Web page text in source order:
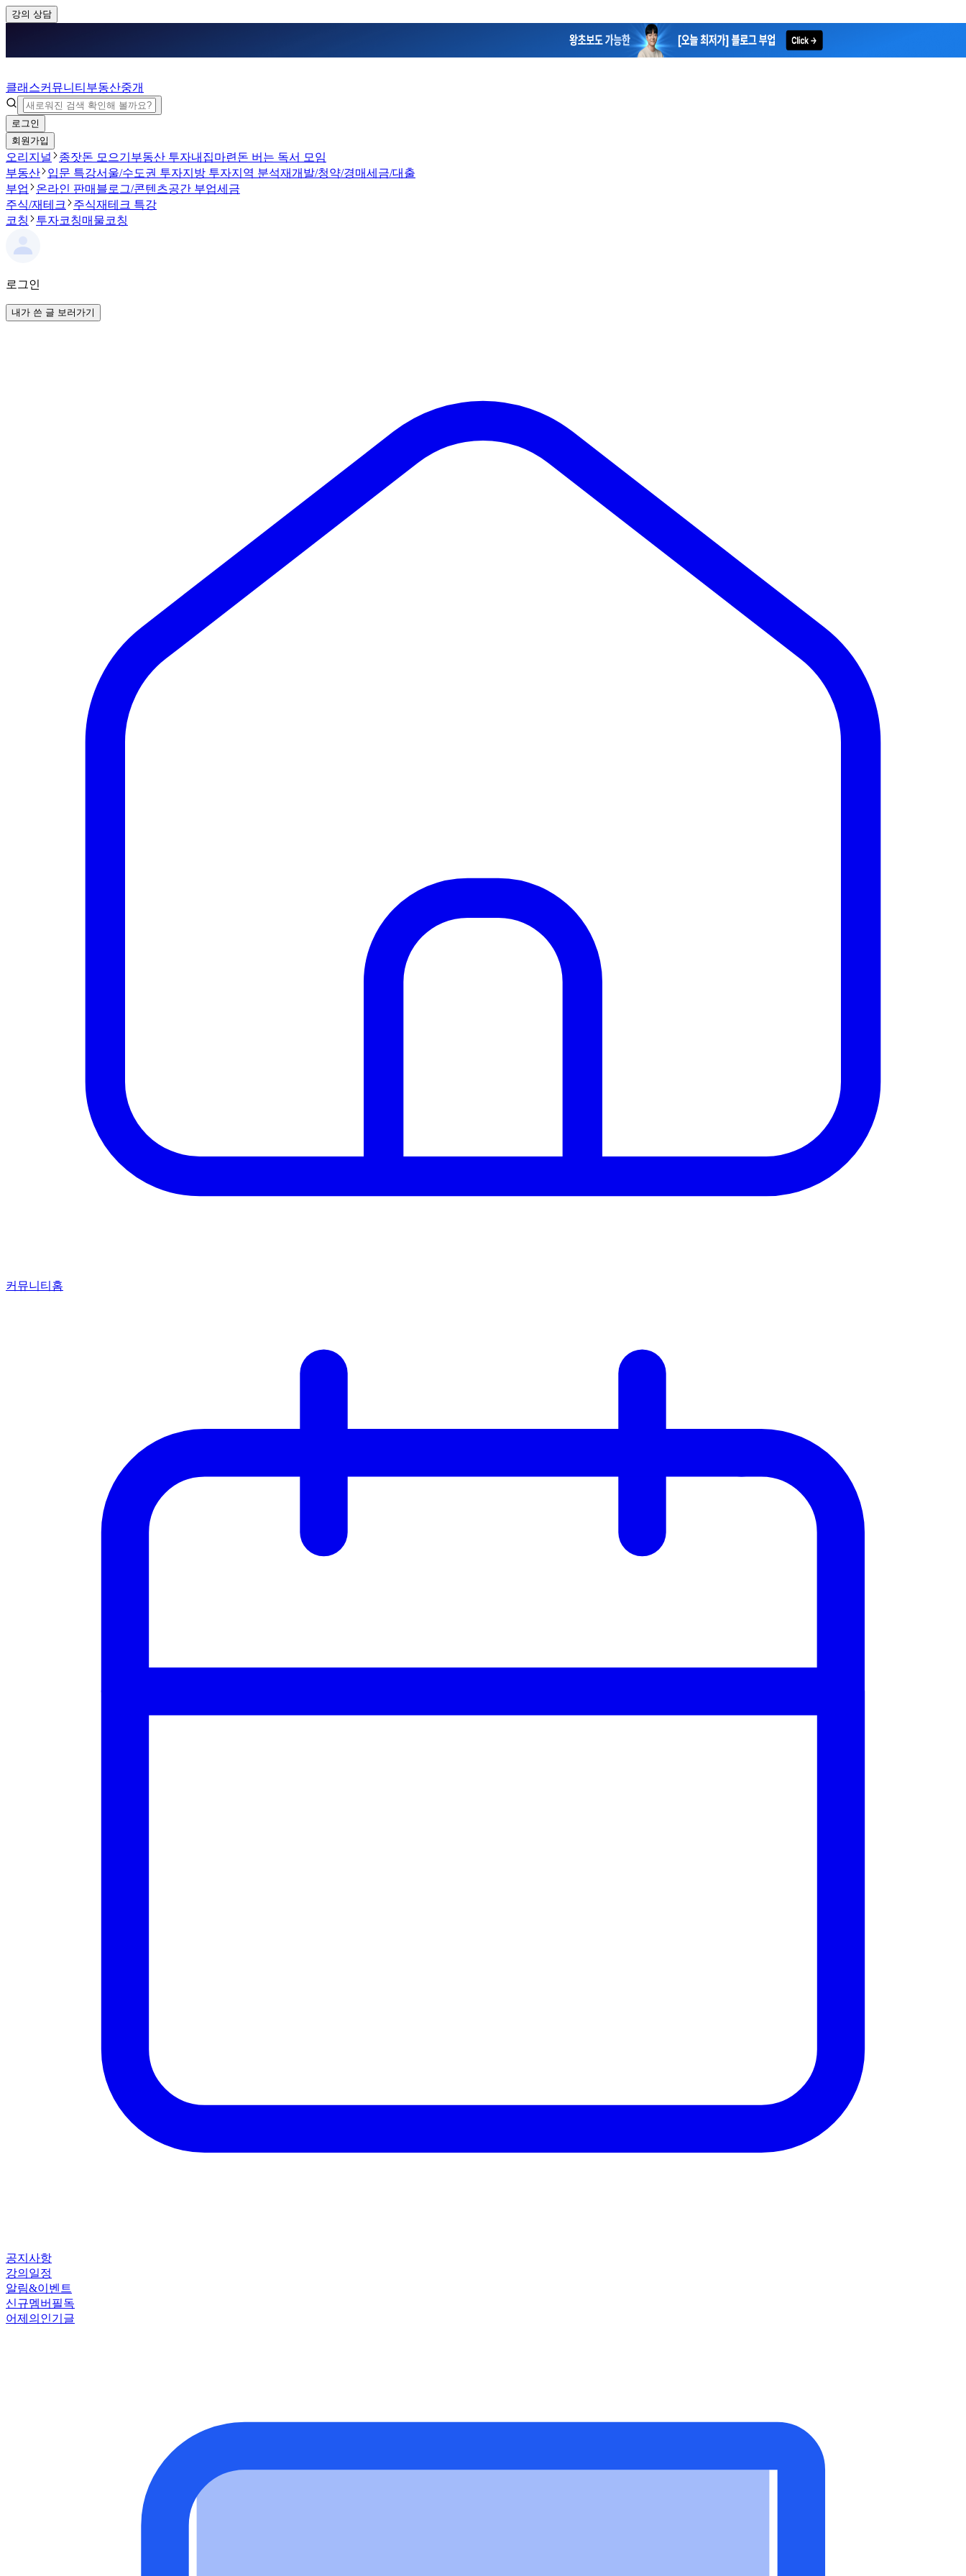
강의 상담
클래스커뮤니티 부동산중개
로그인
회원가입
오리지널 종잣돈 모으기 부동산 투자내집마련 돈 버는 독서 모임
부동산
입문 특강서울/수도권 투자지방 투자지역 분석재개발/청약/경매세금/대출
부업
온라인 판매 블로그/콘텐츠공간 부업세금
주식/재테크
주식재테크 특강
코칭
투자코칭매물코칭
로그인
내가 쓴 글 보러가기
커뮤니티홈
공지사항
강의일정
알림&이벤트
신규멤버필독
어제의인기글